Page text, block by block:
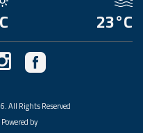
23°C
All Rights Reserved
Powered by